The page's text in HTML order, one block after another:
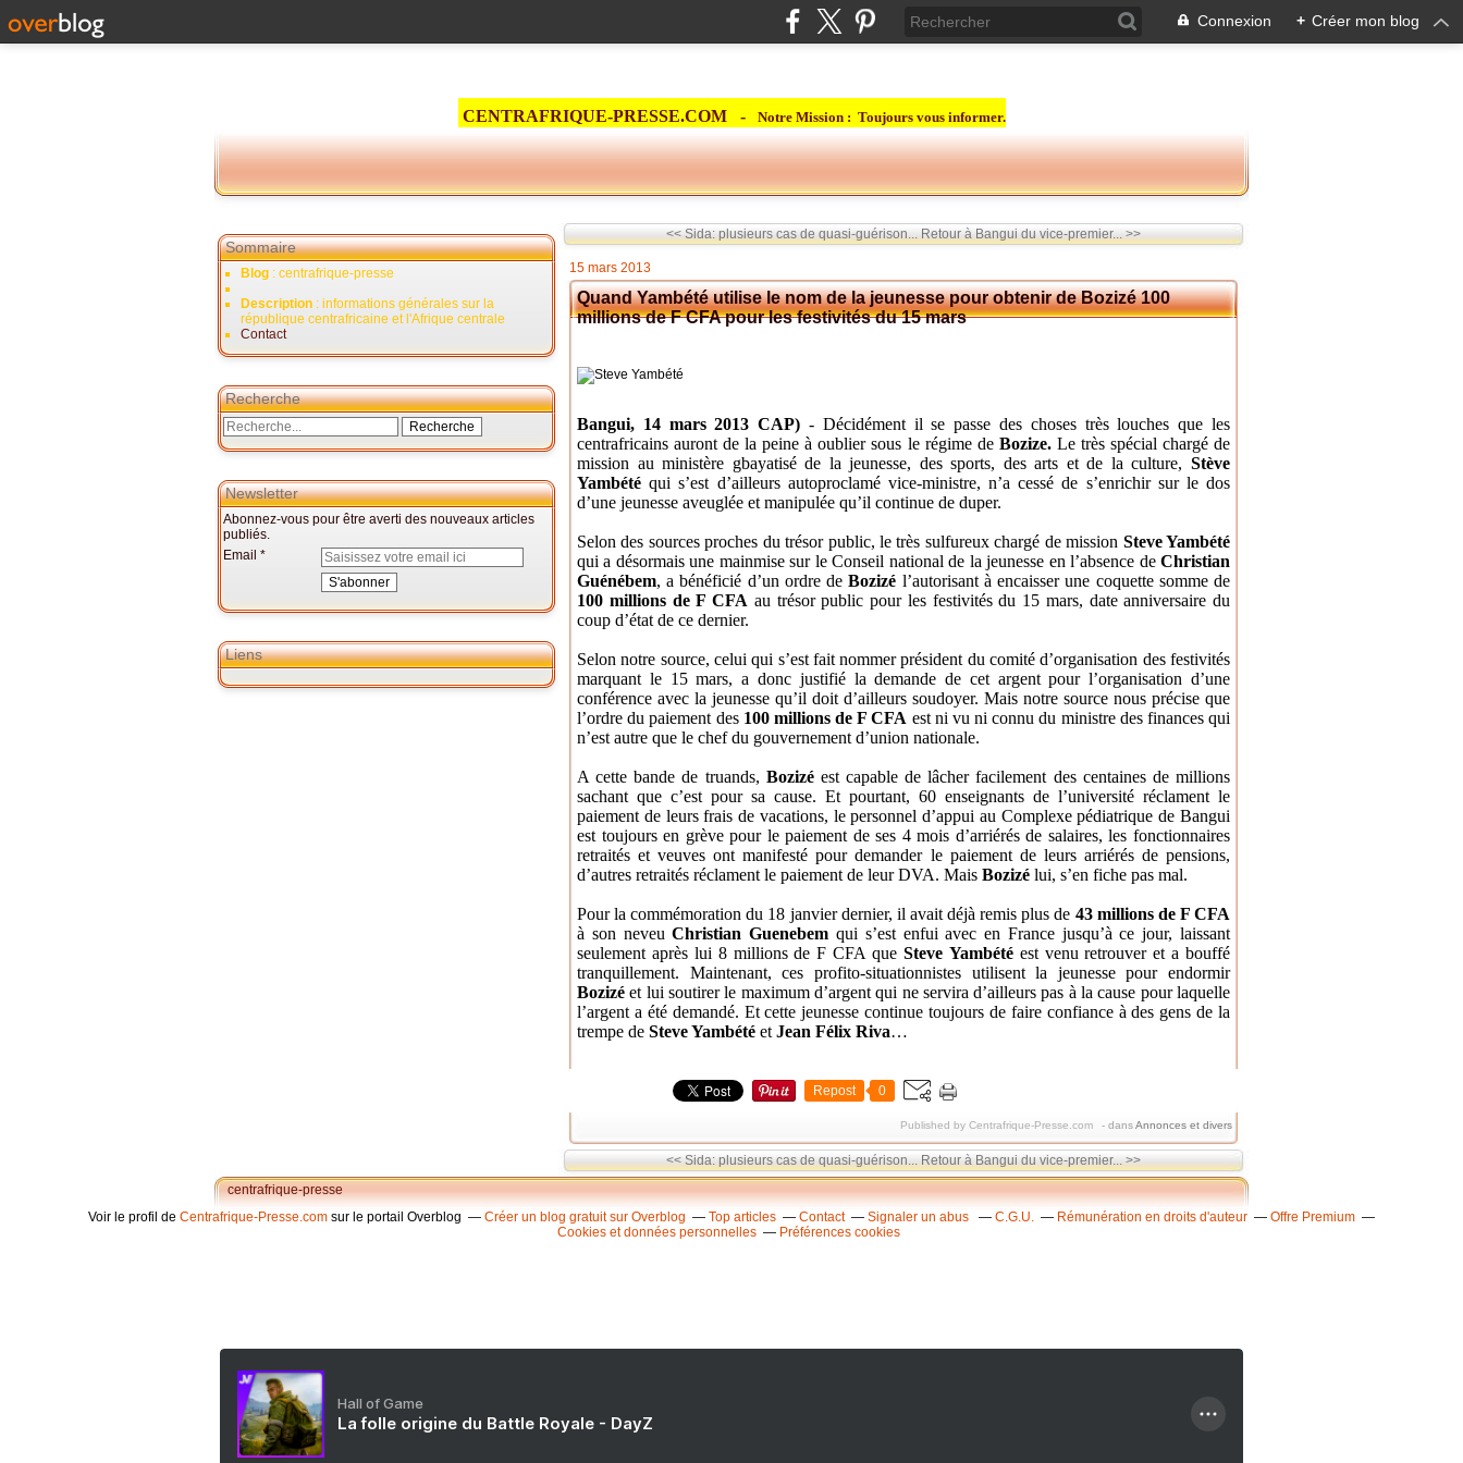
Connexion + Créer mon blog
CENTRAFRIQUE-PRESSE.COM - Notre Mission : Toujours vous informer.
Sommaire
Blog : centrafrique-presse
Description : informations générales sur la
république centrafricaine et l'Afrique centrale
Contact
Recherche
Newsletter
Abonnez-vous pour être averti des nouveaux articles
publiés.
Email
Liens
<< Sida: plusieurs cas de quasi-guérison... Retour à Bangui du vice-premier... >>
15 mars 2013
Quand Yambété utilise le nom de la jeunesse pour obtenir de Bozizé 100
millions de F CFA pour les festivités du 15 mars
Bangui, 14 mars 2013 CAP) - Décidément il se passe des choses très louches que les
centrafricains auront de la peine à oublier sous le régime de Bozize.Le très spécial chargé de
mission au ministère gbayatisé de la jeunesse, des sports, des arts et de la culture,Stève
Yambété qui s’est d’ailleurs autoproclamé vice-ministre, n’a cessé de s’enrichir sur le dos
d’une jeunesse aveuglée et manipulée qu’il continue de duper.
Selon des sources proches du trésor public, le très sulfureux chargé de mission Steve Yambété
qui a désormais une mainmise sur le Conseil national de la jeunesse en l’absence deChristian
Guénébem, a bénéficié d’un ordre deBozizé l’autorisant à encaisser une coquette somme de
100 millions de F CFA au trésor public pour les festivités du 15 mars, date anniversaire du
coup d’état de ce dernier.
Selon notre source, celui qui s’est fait nommer président du comité d’organisation des festivités
marquant le 15 mars, a donc justifié la demande de cet argent pour l’organisation d’une
conférence avec la jeunesse qu’il doit d’ailleurs soudoyer. Mais notre source nous précise que
l’ordre du paiement des 100 millions de F CFA est ni vu ni connu du ministre des finances qui
n’est autre que le chef du gouvernement d’union nationale.
A cette bande de truands, Bozizéest capable de lâcherfacilement des centaines de millions
sachant que c’est pour sa cause. Et pourtant, 60 enseignants de l’université réclament le
paiement de leurs frais de vacations, le personnel d’appui au Complexe pédiatrique de Bangui
est toujours en grève pour le paiement de ses 4 mois d’arriérés de salaires, les fonctionnaires
retraités et veuves ont manifesté pour demander le paiement de leurs arriérés de pensions,
d’autres retraités réclament le paiement de leur DVA. Mais Bozizé lui, s’en fiche pas mal.
Pour la commémoration du 18 janvier dernier, il avait déjà remis plus de 43 millions de F CFA
à son neveu Christian Guenebem qui s’est enfui avec en France jusqu’à ce jour, laissant
seulement après lui 8 millionsde F CFA que Steve Yambétéest venu retrouver et a bouffé
tranquillement. Maintenant,
ces profito-situationnistes utilisent la jeunesse pour endormir
Bozizé et lui soutirer le maximum d’argent qui ne servira d’ailleurs pas à la cause pour laquelle
l’argent a été demandé. Et cette jeunesse continue toujours de faire confiance à des gens de la
trempe de Steve Yambété et Jean Félix Riva…
Repost 0
Published by Centrafrique-Presse.com - dansAnnonces et divers
<< Sida: plusieurs cas de quasi-guérison... Retour à Bangui du vice-premier... >>
centrafrique-presse
Voir le profil de Centrafrique-Presse.com sur le portail Overblog Créer un blog gratuit sur Overblog Top articles Contact Signaler un abus C.G.U. Rémunération en droits d'auteur
Offre Premium
Cookies et données personnelles
Préférences cookies
Hall of Game
La folle origine du Battle Royale - DayZ